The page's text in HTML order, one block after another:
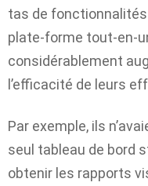
tas de
plate-forme tout-en-
considérablement
l’efficacité de leurs
Par exemple, ils
seul tableau de bord
obtenir les rapports